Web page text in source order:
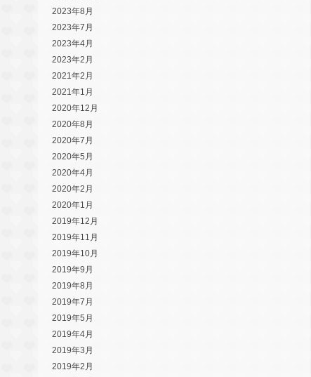
2023年8月
2023年7月
2023年4月
2023年2月
2021年2月
2021年1月
2020年12月
2020年8月
2020年7月
2020年5月
2020年4月
2020年2月
2020年1月
2019年12月
2019年11月
2019年10月
2019年9月
2019年8月
2019年7月
2019年5月
2019年4月
2019年3月
2019年2月